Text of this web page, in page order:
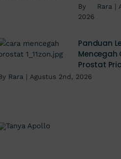
By Rara |
2026
Panduan
Mencegah
Prostat
Rara | Agustus 2nd, 2026